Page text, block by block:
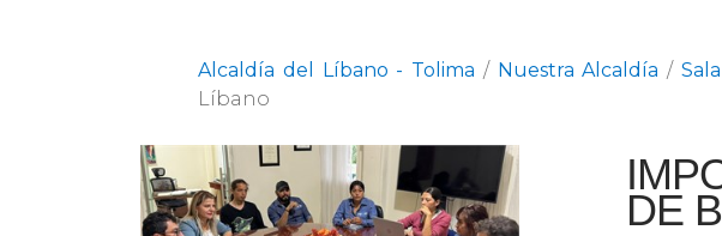
Alcaldía del Líbano - Tolima / Nuestra Alcaldía /
Líbano
DE